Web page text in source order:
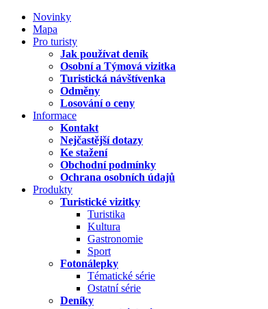
Novinky
Mapa
Pro turisty
Jak používat deník
Osobní a Týmová vizitka
Turistická návštívenka
Odměny
Losování o ceny
Informace
Kontakt
Nejčastější dotazy
Ke stažení
Obchodní podmínky
Ochrana osobních údajů
Produkty
Turistické vizitky
Turistika
Kultura
Gastronomie
Sport
Fotonálepky
Tématické série
Ostatní série
Deníky